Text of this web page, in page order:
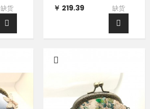
缺货
￥ 219.39
缺货